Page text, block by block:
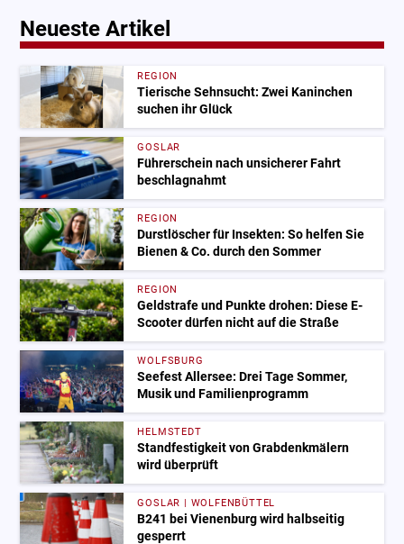
Neueste Artikel
REGION
Tierische Sehnsucht: Zwei Kaninchen
suchen ihr Glück
GOSLAR
Führerschein nach unsicherer Fahrt
beschlagnahmt
REGION
Durstlöscher für Insekten: So helfen Sie
Bienen & Co. durch den Sommer
REGION
Geldstrafe und Punkte drohen: Diese E-
Scooter dürfen nicht auf die Straße
WOLFSBURG
Seefest Allersee: Drei Tage Sommer,
Musik und Familienprogramm
HELMSTEDT
Standfestigkeit von Grabdenkmälern
wird überprüft
GOSLAR | WOLFENBÜTTEL
B241 bei Vienenburg wird halbseitig
gesperrt